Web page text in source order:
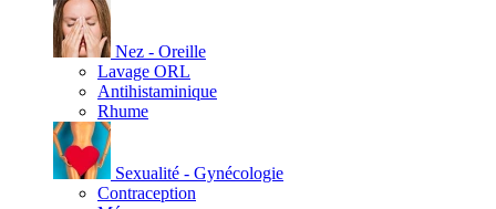
Nez - Oreille
Lavage ORL
Antihistaminique
Rhume
Sexualité - Gynécologie
Contraception